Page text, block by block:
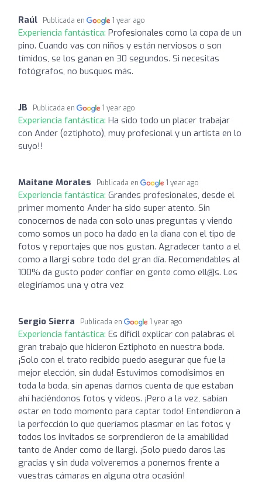
Raúl Publicada en 1 year ago
Experiencia fantástica: Profesionales como la copa de un
pino. Cuando vas con niños y están nerviosos o son
tímidos, se los ganan en 30 segundos. Si necesitas
fotógrafos, no busques más.
JB Publicada en 1 year ago
Experiencia fantástica: Ha sido todo un placer trabajar
con Ander (eztiphoto), muy profesional y un artista en lo
suyo!!
Maitane Morales Publicada en 1 year ago
Experiencia fantástica: Grandes profesionales, desde el
primer momento Ander ha sido super atento. Sin
conocernos de nada con solo unas preguntas y viendo
como somos un poco ha dado en la diana con el tipo de
fotos y reportajes que nos gustan. Agradecer tanto a el
como a Ilargi sobre todo del gran día. Recomendables al
100% da gusto poder confiar en gente como ell@s. Les
elegiríamos una y otra vez
Sergio Sierra Publicada en 1 year ago
Experiencia fantástica: Es difícil explicar con palabras el
gran trabajo que hicieron Eztiphoto en nuestra boda.
¡Solo con el trato recibido puedo asegurar que fue la
mejor elección, sin duda! Estuvimos comodísimos en
toda la boda, sin apenas darnos cuenta de que estaban
ahí haciéndonos fotos y vídeos. ¡Pero a la vez, sabían
estar en todo momento para captar todo! Entendieron a
la perfección lo que queríamos plasmar en las fotos y
todos los invitados se sorprendieron de la amabilidad
tanto de Ander como de Ilargi. ¡Solo puedo daros las
gracias y sin duda volveremos a ponernos frente a
vuestras cámaras en alguna otra ocasión!